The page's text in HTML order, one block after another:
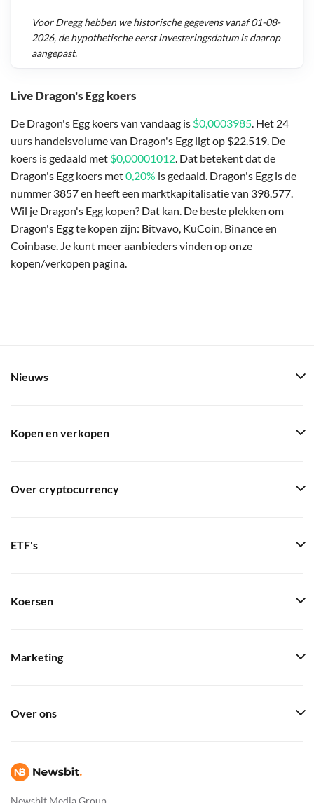
Live Dragon's Egg koers
De Dragon's Egg koers van vandaag is $0,0003985. Het 24
uurs handelsvolume van Dragon's Egg ligt op $22.519. De
koers is gedaald met $0,00001012. Dat betekent dat de
Dragon's Egg koers met0,20% is gedaald. Dragon's Egg is de
nummer 3857 en heeft een marktkapitalisatie van 398.577.
Wil je Dragon's Egg kopen? Dat kan. De beste plekken om
Dragon's Egg te kopen zijn: Bitvavo, KuCoin, Binance en
Coinbase. Je kunt meer aanbieders vinden op onze
kopen/verkopen pagina.
VoorDregghebben we historische gegevens vanaf01-08-
2026, de hypothetische eerst investeringsdatum is daarop
aangepast.
Newsbit Media Group
Nieuws
Kopen en verkopen
Over cryptocurrency
ETF's
Koersen
Marketing
Over ons